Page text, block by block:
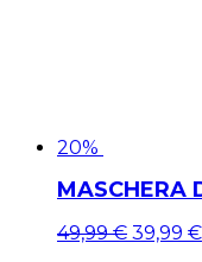
20%
MASCHERA
El
49,99€El
39,99 €